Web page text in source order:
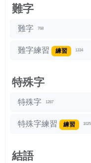
難字
難字 768
難字練習 練習 1334
特殊字
特殊字 1287
特殊字練習 練習 1025
結語